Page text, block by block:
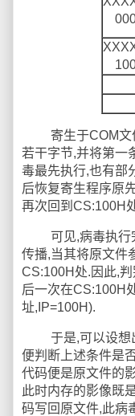
寄生于COM文件
若干字节,并将第一
毒最先执行,也有部
后恢复寄生程序原
再次回到CS:100H
可见,病毒执行完
传播,当其将原文件
CS:100H处.因此,
后一次在CS:100H
址,IP=100H).
于是,可以设想出
便判断上述条件是
代码便是原文件的
此时内存的影像既
码写回原文件,此病